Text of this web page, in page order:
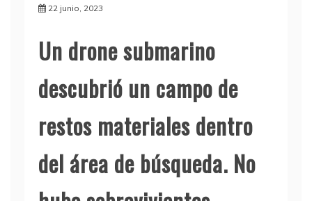
22 junio, 2023
Un drone submarino
descubrió un campo de
restos materiales dentro
del área de búsqueda. No